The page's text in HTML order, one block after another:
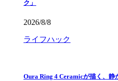
ク」
2026/8/8
ライフハック
Oura Ring 4 Ceramicが描く、